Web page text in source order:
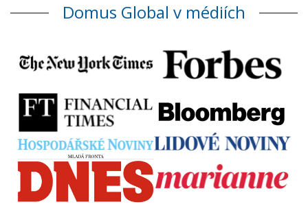
Domus Global v médiích